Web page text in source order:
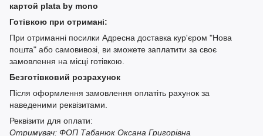
картой plata by mono
Готівкою при отримані:
При отриманні посилки Адресна доставка кур'єром "Нова
пошта" або самовивозі, ви зможете заплатити за своє
замовлення на місці готівкою.
Безготівковий розрахунок
Після оформлення замовлення оплатіть рахунок за
наведеними реквізитами.
Реквізити для оплати:
Отримувач: ФОП Табанюк Оксана Григорівна